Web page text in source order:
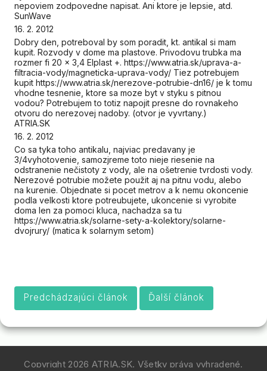
nepoviem zodpovedne napisat. Ani ktore je lepsie, atd.
SunWave
16. 2. 2012
Dobry den, potreboval by som poradit, kt. antikal si mam
kupit. Rozvody v dome ma plastove. Privodovu trubka ma
rozmer fi 20 x 3,4 Elplast +. https://www.atria.sk/uprava-a-
filtracia-vody/magneticka-uprava-vody/ Tiez potrebujem
kupit https://www.atria.sk/nerezove-potrubie-dn16/ je k tomu
vhodne tesnenie, ktore sa moze byt v styku s pitnou
vodou? Potrebujem to totiz napojit presne do rovnakeho
otvoru do nerezovej nadoby. (otvor je vyvrtany.)
ATRIA.SK
16. 2. 2012
Co sa tyka toho antikalu, najviac predavany je
3/4vyhotovenie, samozjreme toto nieje riesenie na
odstranenie nečistoty z vody, ale na ošetrenie tvrdosti vody.
Nerezové potrubie možete použit aj na pitnu vodu, alebo
na kurenie. Objednate si pocet metrov a k nemu okoncenie
podla velkosti ktore potreubujete, ukoncenie si vyrobite
doma len za pomoci kluca, nachadza sa tu
https://www.atria.sk/solarne-sety-a-kolektory/solarne-
dvojrury/ (matica k solarnym setom)
Predchádzajúci článok Ďalší článok
Copyright 2026 ATRIA.SK. Všetky práva vyhradené.